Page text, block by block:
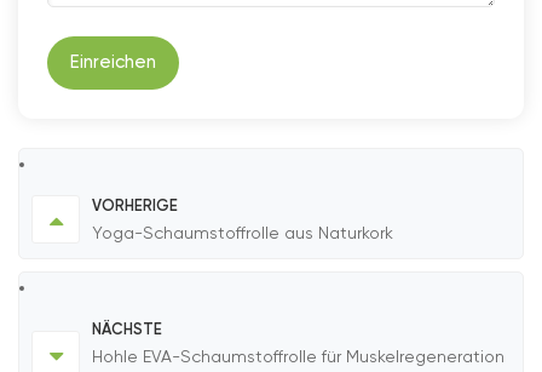
Einreichen
VORHERIGE
Yoga-Schaumstoffrolle aus Naturkork
NÄCHSTE
Hohle EVA-Schaumstoffrolle für Muskelregeneration